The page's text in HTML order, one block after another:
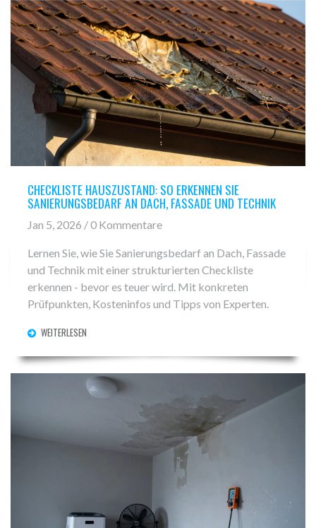
CHECKLISTE HAUSZUSTAND: SO ERKENNEN SIE
SANIERUNGSBEDARF AN DACH, FASSADE UND TECHNIK
Jan 5, 2026 / 0 Kommentare
Lernen Sie, wie Sie Sanierungsbedarf an Dach, Fassade
und Technik mit einer strukturierten Checkliste
erkennen - bevor es teuer wird. Mit konkreten
Prüfpunkten, Kosteninfos und Tipps von Experten.
WEITERLESEN